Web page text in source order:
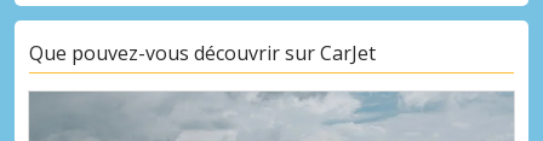
Que pouvez-vous découvrir sur CarJet